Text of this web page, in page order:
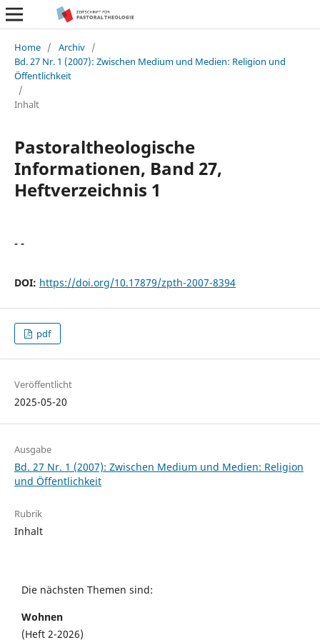
Home / Archiv /
Bd. 27 Nr. 1 (2007): Zwischen Medium und Medien: Religion und
Öffentlichkeit
/
Inhalt
Pastoraltheologische
Informationen, Band 27,
Heftverzeichnis 1
- -
DOI: https://doi.org/10.17879/zpth-2007-8394
pdf
Veröffentlicht
2025-05-20
Ausgabe
Bd. 27 Nr. 1 (2007): Zwischen Medium und Medien: Religion
und Öffentlichkeit
Rubrik
Inhalt
Die nächsten Themen sind:
Wohnen
(Heft 2-2026)